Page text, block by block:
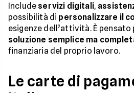
Include servizi digitali,
possibilità di personalizzare il
esigenze dell’attività. È pensato
soluzione semplice ma
finanziaria del proprio lavoro.
Le carte di